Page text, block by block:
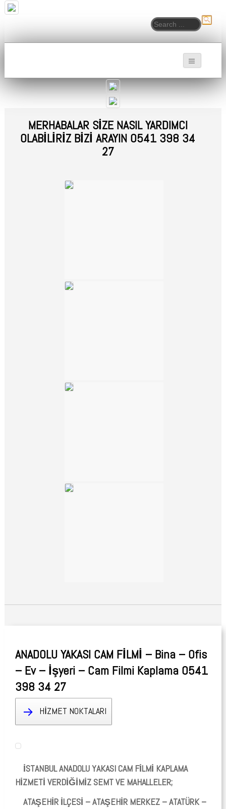
Bina Cam Filmi Uygulamaları | Ofis, Ev ve
Arama:
MERHABALAR SİZE NASIL YARDIMCI
OLABİLİRİZ BİZİ ARAYIN 0541 398 34
27
ANADOLU YAKASI CAM FİLMİ – Bina – Ofis
– Ev – İşyeri – Cam Filmi Kaplama 0541
398 34 27
HİZMET NOKTALARI
İSTANBUL ANADOLU YAKASI CAM FİLMİ KAPLAMA
HİZMETİ VERDİĞİMİZ SEMT VE MAHALLELER;
ATAŞEHİR İLÇESİ – ATAŞEHİR MERKEZ – ATATÜRK –